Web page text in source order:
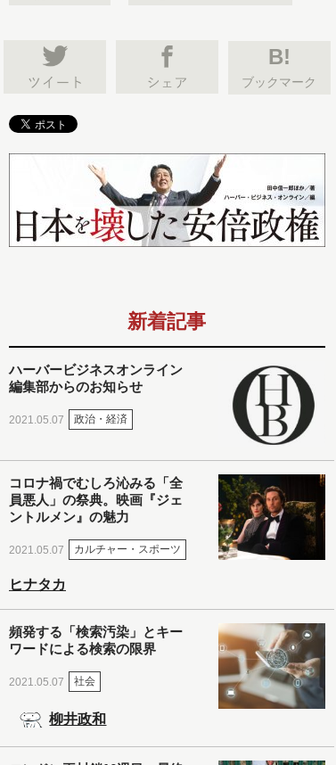
B!
ブックマーク
新着記事
ハーバービジネスオンライン
編集部からのお知らせ
2021.05.07 政治・経済
コロナ禍でむしろ沁みる「全
員悪人」の祭典。映画『ジェ
ントルメン』の魅力
2021.05.07 カルチャー・スポーツ
ヒナタカ
頻発する「検索汚染」とキー
ワードによる検索の限界
2021.05.07 社会
柳井政和